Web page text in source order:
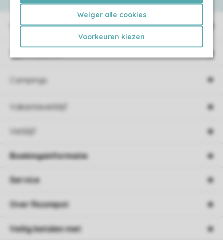
Weiger alle cookies
Voorkeuren kiezen
Vakantieparken
Campings
Vakantieverblijf
Verblijf
Boekingsinformatie
Service
Over Roompot
Veilig betalen met